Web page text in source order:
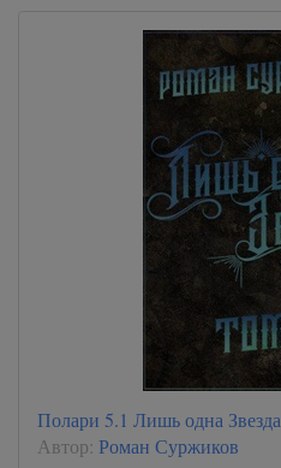
Полари 5.1 Лишь одна Звезда
Автор: Роман Суржиков